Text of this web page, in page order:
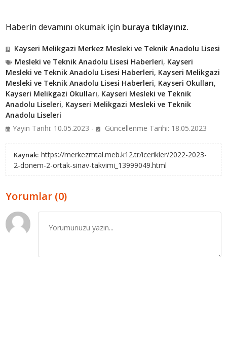
Haberin devamını okumak için buraya tıklayınız.
Kayseri Melikgazi Merkez Mesleki ve Teknik Anadolu Lisesi
Mesleki ve Teknik Anadolu Lisesi Haberleri, Kayseri
Mesleki ve Teknik Anadolu Lisesi Haberleri, Kayseri Melikgazi
Mesleki ve Teknik Anadolu Lisesi Haberleri, Kayseri Okulları,
Kayseri Melikgazi Okulları, Kayseri Mesleki ve Teknik
Anadolu Liseleri, Kayseri Melikgazi Mesleki ve Teknik
Anadolu Liseleri
Yayın Tarihi: 10.05.2023 -
Güncellenme Tarihi: 18.05.2023
Kaynak: https://merkezmtal.meb.k12.tr/icerikler/2022-2023-
2-donem-2-ortak-sinav-takvimi_13999049.html
Yorumlar (0)